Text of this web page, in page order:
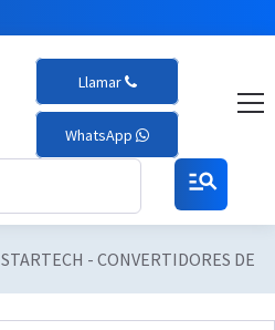
Llamar
WhatsApp
manage_search
STARTECH - CONVERTIDORES DE